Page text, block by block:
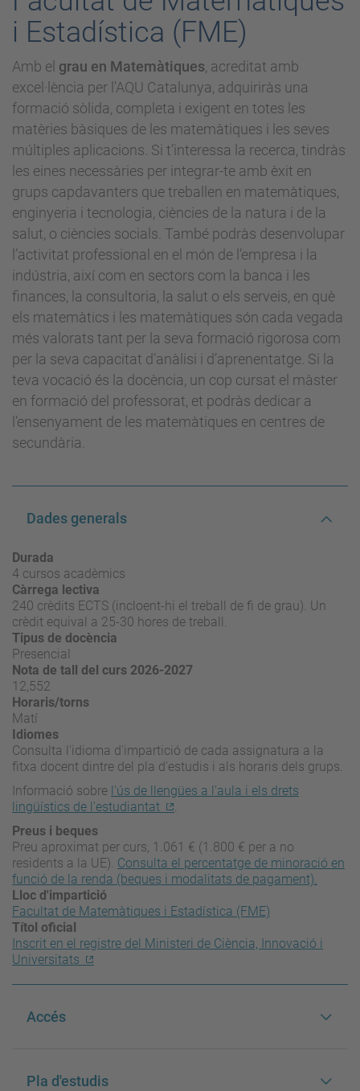
i Estadística (FME)
Amb el grau en Matemàtiques, acreditat amb
excel·lència per l’AQU Catalunya, adquiriràs una
formació sòlida, completa i exigent en totes les
matèries bàsiques de les matemàtiques i les seves
múltiples aplicacions. Si t’interessa la recerca, tindràs
les eines necessàries per integrar-te amb èxit en
grups capdavanters que treballen en matemàtiques,
enginyeria i tecnologia, ciències de la natura i de la
salut, o ciències socials. També podràs desenvolupar
l’activitat professional en el món de l’empresa i la
indústria, així com en sectors com la banca i les
finances, la consultoria, la salut o els serveis, en què
els matemàtics i les matemàtiques són cada vegada
més valorats tant per la seva formació rigorosa com
per la seva capacitat d’anàlisi i d’aprenentatge. Si la
teva vocació és la docència, un cop cursat el màster
en formació del professorat, et podràs dedicar a
l’ensenyament de les matemàtiques en centres de
secundària.
Dades generals
Durada
4 cursos acadèmics
Càrrega lectiva
240 crèdits ECTS (incloent-hi el treball de fi de grau). Un
crèdit equival a 25-30 hores de treball.
Tipus de docència
Presencial
Nota de tall del curs 2026-2027
12,552
Horaris/torns
Matí
Idiomes
Consulta l'idioma d'impartició de cada assignatura a la
fitxa docent dintre del pla d'estudis i als horaris dels grups.
Informació sobre l'ús de llengües a l'aula i els drets
lingüístics de l'estudiantat
.
Preus i beques
Preu aproximat per curs, 1.061 € (1.800 € per a no
residents a la UE). Consulta el percentatge de minoració en
funció de la renda (beques i modalitats de pagament).
Lloc d'impartició
Facultat de Matemàtiques i Estadística (FME)
Títol oficial
Inscrit en el registre del Ministeri de Ciència, Innovació i
Universitats
Accés
Pla d'estudis